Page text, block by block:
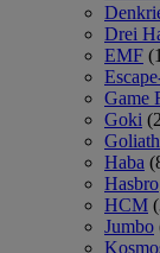
Drei
EMF
Game
Goki
Goliath
Haba
Hasbro
HCM
Jumbo